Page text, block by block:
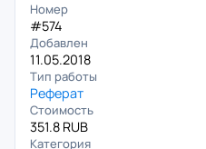
Номер
#574
Добавлен
11.05.2018
Тип работы
Реферат
Стоимость
351.8 RUB
Категория